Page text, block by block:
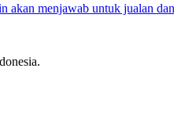
akan menjawab untuk jualan